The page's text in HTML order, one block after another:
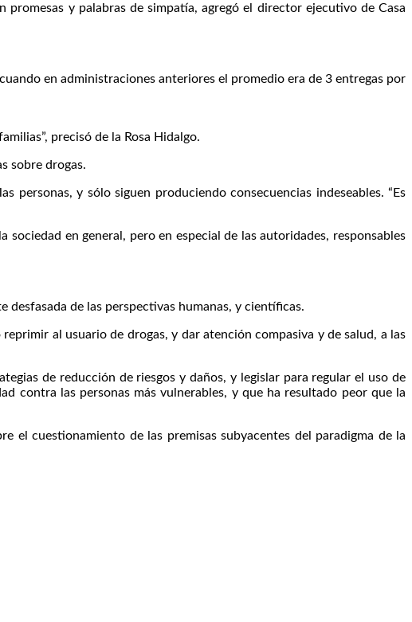
y palabras de simpatía, agregó el director ejecutivo de Casa
en administraciones anteriores el promedio era de 3 entregas por
precisó de la Rosa Hidalgo.
sobre drogas.
personas, y sólo siguen produciendo consecuencias indeseables. “Es
en general, pero en especial de las autoridades, responsables
de las perspectivas humanas, y científicas.
al usuario de drogas, y dar atención compasiva y de salud, a las
de reducción de riesgos y daños, y legislar para regular el uso de
contra las personas más vulnerables, y que ha resultado peor que la
el cuestionamiento de las premisas subyacentes del paradigma de la